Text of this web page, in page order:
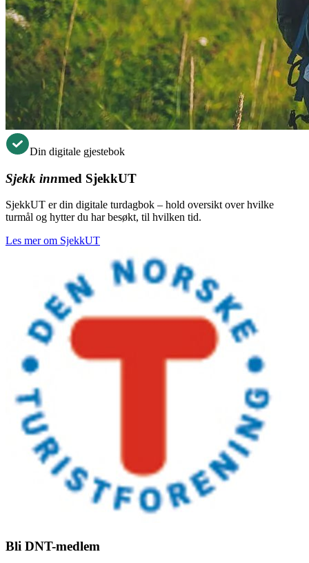
Din digitale gjestebok
Sjekk innmed SjekkUT
SjekkUT er din digitale turdagbok – hold oversikt over hvilke
turmål og hytter du har besøkt, til hvilken tid.
Les mer om SjekkUT
Bli DNT-medlem